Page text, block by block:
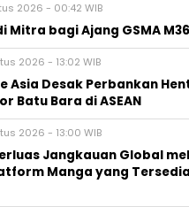
2026 - 00:42 WIB
Mitra bagi Ajang GSMA
2026 - 13:02 WIB
Asia Desak Perbankan
Batu Bara di ASEAN
2026 - 13:00 WIB
Jangkauan Global
Manga yang